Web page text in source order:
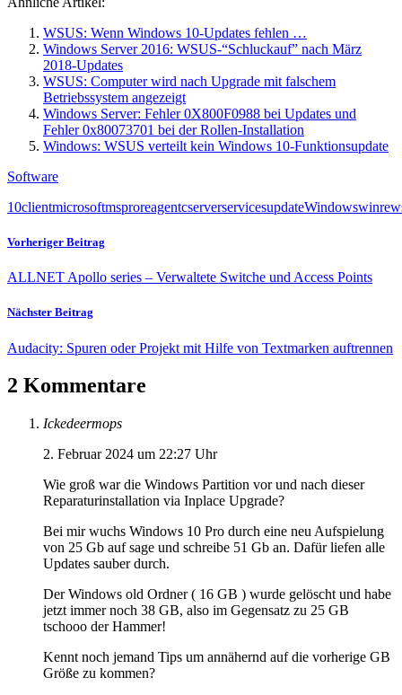
WSUS: Wenn Windows 10-Updates fehlen …
Windows Server 2016: WSUS-“Schluckauf” nach März
2018-Updates
WSUS: Computer wird nach Upgrade mit falschem
Betriebssystem angezeigt
Windows Server: Fehler 0X800F0988 bei Updates und
Fehler 0x80073701 bei der Rollen-Installation
Windows: WSUS verteilt kein Windows 10-Funktionsupdate
Software
10clientmicrosoftmsproreagentcserverservicesupdateWindowswinre
Vorheriger Beitrag
ALLNET Apollo series – Verwaltete Switche und Access Points
Nächster Beitrag
Audacity: Spuren oder Projekt mit Hilfe von Textmarken auftrennen
2 Kommentare
Ickedeermops
2. Februar 2024 um 22:27 Uhr
Wie groß war die Windows Partition vor und nach dieser
Reparaturinstallation via Inplace Upgrade?
Bei mir wuchs Windows 10 Pro durch eine neu Aufspielung
von 25 Gb auf sage und schreibe 51 Gb an. Dafür liefen alle
Updates sauber durch.
Der Windows old Ordner ( 16 GB ) wurde gelöscht und habe
jetzt immer noch 38 GB, also im Gegensatz zu 25 GB
tschooo der Hammer!
Kennt noch jemand Tips um annähernd auf die vorherige GB
Größe zu kommen?